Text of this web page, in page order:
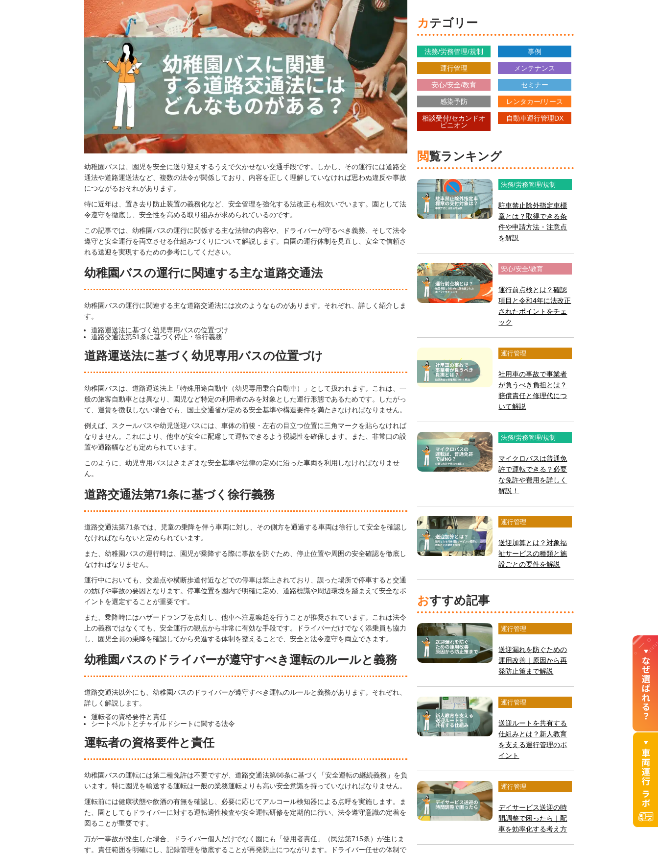
幼稚園バスは、園児を安全に送り迎えするうえで欠かせない交通手段です。しかし、その運行には道路交
通法や道路運送法など、複数の法令が関係しており、内容を正しく理解していなければ思わぬ違反や事故
につながるおそれがあります。
特に近年は、置き去り防止装置の義務化など、安全管理を強化する法改正も相次いでいます。園として法
令遵守を徹底し、安全性を高める取り組みが求められているのです。
この記事では、幼稚園バスの運行に関係する主な法律の内容や、ドライバーが守るべき義務、そして法令
遵守と安全運行を両立させる仕組みづくりについて解説します。自園の運行体制を見直し、安全で信頼さ
れる送迎を実現するための参考にしてください。
幼稚園バスの運行に関連する主な道路交通法
幼稚園バスの運行に関連する主な道路交通法には次のようなものがあります。それぞれ、詳しく紹介しま
す。
道路運送法に基づく幼児専用バスの位置づけ
道路交通法第51条に基づく停止・徐行義務
道路運送法に基づく幼児専用バスの位置づけ
幼稚園バスは、道路運送法上「特殊用途自動車（幼児専用乗合自動車）」として扱われます。これは、一
般の旅客自動車とは異なり、園児など特定の利用者のみを対象とした運行形態であるためです。したがっ
て、運賃を徴収しない場合でも、国土交通省が定める安全基準や構造要件を満たさなければなりません。
例えば、スクールバスや幼児送迎バスには、車体の前後・左右の目立つ位置に三角マークを貼らなければ
なりません。これにより、他車が安全に配慮して運転できるよう視認性を確保します。また、非常口の設
置や通路幅なども定められています。
このように、幼児専用バスはさまざまな安全基準や法律の定めに沿った車両を利用しなければなりませ
ん。
道路交通法第71条に基づく徐行義務
道路交通法第71条では、児童の乗降を伴う車両に対し、その側方を通過する車両は徐行して安全を確認し
なければならないと定められています。
また、幼稚園バスの運行時は、園児が乗降する際に事故を防ぐため、停止位置や周囲の安全確認を徹底し
なければなりません。
運行中においても、交差点や横断歩道付近などでの停車は禁止されており、誤った場所で停車すると交通
の妨げや事故の要因となります。停車位置を園内で明確に定め、道路標識や周辺環境を踏まえて安全なポ
イントを選定することが重要です。
また、乗降時にはハザードランプを点灯し、他車へ注意喚起を行うことが推奨されています。これは法令
上の義務ではなくても、安全運行の観点から非常に有効な手段です。ドライバーだけでなく添乗員も協力
し、園児全員の乗降を確認してから発進する体制を整えることで、安全と法令遵守を両立できます。
幼稚園バスのドライバーが遵守すべき運転のルールと義務
道路交通法以外にも、幼稚園バスのドライバーが遵守すべき運転のルールと義務があります。それぞれ、
詳しく解説します。
運転者の資格要件と責任
シートベルトとチャイルドシートに関する法令
運転者の資格要件と責任
幼稚園バスの運転には第二種免許は不要ですが、道路交通法第66条に基づく「安全運転の継続義務」を負
います。特に園児を輸送する運転は一般の業務運転よりも高い安全意識を持っていなければなりません。
運転前には健康状態や飲酒の有無を確認し、必要に応じてアルコール検知器による点呼を実施します。ま
た、園としてもドライバーに対する運転適性検査や安全運転研修を定期的に行い、法令遵守意識の定着を
図ることが重要です。
万が一事故が発生した場合、ドライバー個人だけでなく園にも「使用者責任」（民法第715条）が生じま
す。責任範囲を明確にし、記録管理を徹底することが再発防止につながります。ドライバー任せの体制で
カテゴリー
法務/労務管理/規制 事例
運行管理 メンテナンス
安心/安全/教育 セミナー
感染予防 レンタカー/リース
相談受付/セカンドオ
ピニオン
自動車運行管理DX
閲覧ランキング
法務/労務管理/規制
駐車禁止除外指定車標
章とは？取得できる条
件や申請方法・注意点
を解説
安心/安全/教育
運行前点検とは？確認
項目と令和4年に法改正
されたポイントをチェ
ック
運行管理
社用車の事故で事業者
が負うべき負担とは？
賠償責任と修理代につ
いて解説
法務/労務管理/規制
マイクロバスは普通免
許で運転できる？必要
な免許や費用を詳しく
解説！
運行管理
送迎加算とは？対象福
祉サービスの種類と施
設ごとの要件を解説
おすすめ記事
運行管理
送迎漏れを防ぐための
運用改善｜原因から再
発防止策まで解説
運行管理
送迎ルートを共有する
仕組みとは？新人教育
を支える運行管理のポ
イント
運行管理
デイサービス送迎の時
間調整で困ったら｜配
車を効率化する考え方